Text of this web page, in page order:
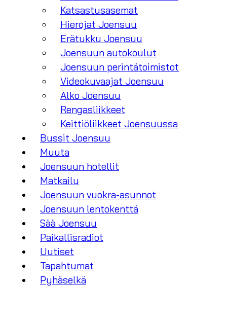
Katsastusasemat
Hierojat Joensuu
Erätukku Joensuu
Joensuun autokoulut
Joensuun perintätoimistot
Videokuvaajat Joensuu
Alko Joensuu
Rengasliikkeet
Keittiöliikkeet Joensuussa
Bussit Joensuu
Muuta
Joensuun hotellit
Matkailu
Joensuun vuokra-asunnot
Joensuun lentokenttä
Sää Joensuu
Paikallisradiot
Uutiset
Tapahtumat
Pyhäselkä